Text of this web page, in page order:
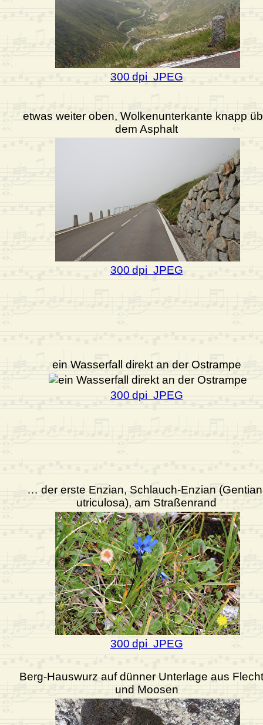
300 dpi JPEG
etwas weiter oben, Wolkenunterkante knapp
dem Asphalt
300 dpi JPEG
ein Wasserfall direkt an der Ostrampe
300 dpi JPEG
… der erste Enzian, Schlauch-Enzian
utriculosa), am Straßenrand
300 dpi JPEG
Berg-Hauswurz auf dünner Unterlage aus
und Moosen